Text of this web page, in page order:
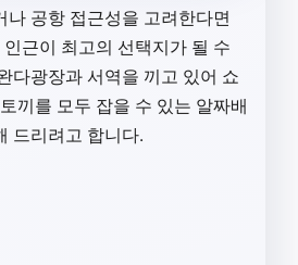
나 공항 접근성을 고려한다면
근이 최고의 선택지가 될 수
다광장과 서역을 끼고 있어 쇼
끼를 모두 잡을 수 있는 알짜배
드리려고 합니다.